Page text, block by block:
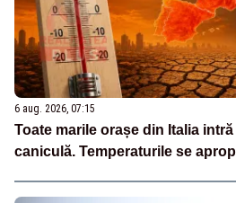
6 aug. 2026, 07:15
Toate marile orașe din Italia
caniculă. Temperaturile se